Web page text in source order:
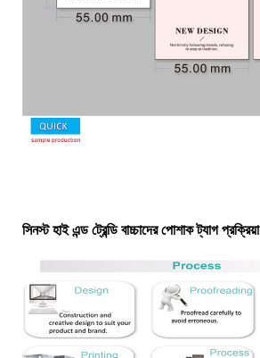
সিনস্ট হাই এন্ড ট্রেন্ডি বাচ্চাদের পোশাক ট্যাগ প্রক্রিয়া